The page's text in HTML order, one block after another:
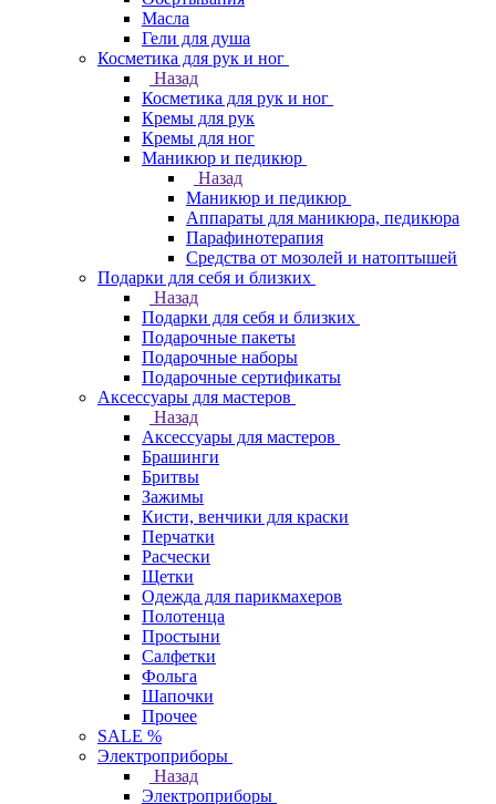
Масла
Гели для душа
Косметика для рук и ног
Назад
Косметика для рук и ног
Кремы для рук
Кремы для ног
Маникюр и педикюр
Назад
Маникюр и педикюр
Аппараты для маникюра, педикюра
Парафинотерапия
Средства от мозолей и натоптышей
Подарки для себя и близких
Назад
Подарки для себя и близких
Подарочные пакеты
Подарочные наборы
Подарочные сертификаты
Аксессуары для мастеров
Назад
Аксессуары для мастеров
Брашинги
Бритвы
Зажимы
Кисти, венчики для краски
Перчатки
Расчески
Щетки
Одежда для парикмахеров
Полотенца
Простыни
Салфетки
Фольга
Шапочки
Прочее
SALE %
Электроприборы
Назад
Электроприборы